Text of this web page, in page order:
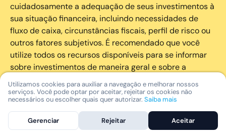
cuidadosamente a adequação de seus investimentos à
sua situação financeira, incluindo necessidades de
fluxo de caixa, circunstâncias fiscais, perfil de risco ou
outros fatores subjetivos. É recomendado que você
utilize todos os recursos disponíveis para se informar
sobre investimentos de maneira geral e sobre a
composição geral de seu portfólio. Questões fiscais ou
legais relativas aos investimentos realizados através da
Nomad devem ser obtidas pelos próprios clientes. A
Nomad e suas afiliadas não fornecem nenhum tipo de
aconselhamento legal ou fiscal.
Utilizamos cookies para auxiliar a navegação e melhorar nossos
serviços. Você pode optar por aceitar, rejeitar os cookies não
necessários ou escolher quais quer autorizar. Saiba mais
Gerenciar Rejeitar Aceitar